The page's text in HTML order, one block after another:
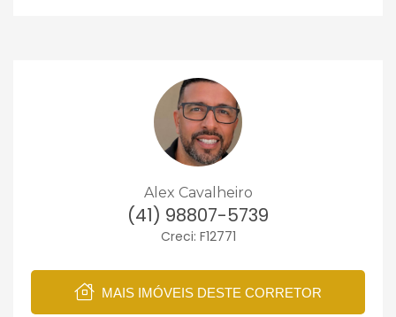
Alex Cavalheiro
(41) 98807-5739
Creci: F12771
MAIS IMÓVEIS DESTE CORRETOR